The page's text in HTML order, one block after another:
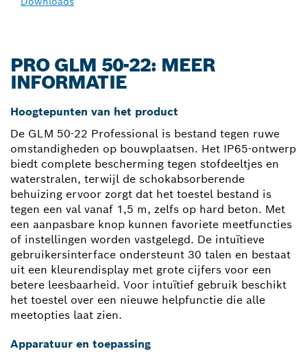
PRO GLM 50-22: MEER
INFORMATIE
Hoogtepunten van het product
De GLM 50-22 Professional is bestand tegen ruwe
omstandigheden op bouwplaatsen. Het IP65-ontwerp
biedt complete bescherming tegen stofdeeltjes en
waterstralen, terwijl de schokabsorberende
behuizing ervoor zorgt dat het toestel bestand is
tegen een val vanaf 1,5 m, zelfs op hard beton. Met
een aanpasbare knop kunnen favoriete meetfuncties
of instellingen worden vastgelegd. De intuïtieve
gebruikersinterface ondersteunt 30 talen en bestaat
uit een kleurendisplay met grote cijfers voor een
betere leesbaarheid. Voor intuïtief gebruik beschikt
het toestel over een nieuwe helpfunctie die alle
meetopties laat zien.
Apparatuur en toepassing